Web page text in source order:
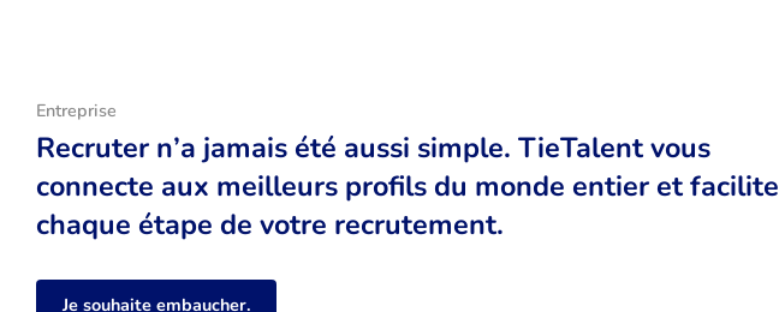
Entreprise
Recruter n’a jamais été aussi simple. TieTalent vous
connecte aux meilleurs profils du monde entier et facilite
chaque étape de votre recrutement.
Je souhaite embaucher.